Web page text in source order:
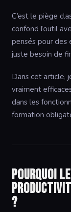
C’est le piège
confond l’outil
pensés pour des
juste besoin de
Dans cet article,
vraiment
dans les
formation
Pourquoi
?